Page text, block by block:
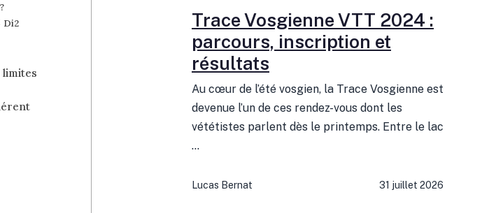
Di2
limites
Trace Vosgienne VTT 2024 :
parcours, inscription et
résultats
Au cœur de l’été vosgien, la Trace Vosgienne est
devenue l’un de ces rendez-vous dont les
vététistes parlent dès le printemps. Entre le lac
...
Lucas Bernat 31 juillet 2026